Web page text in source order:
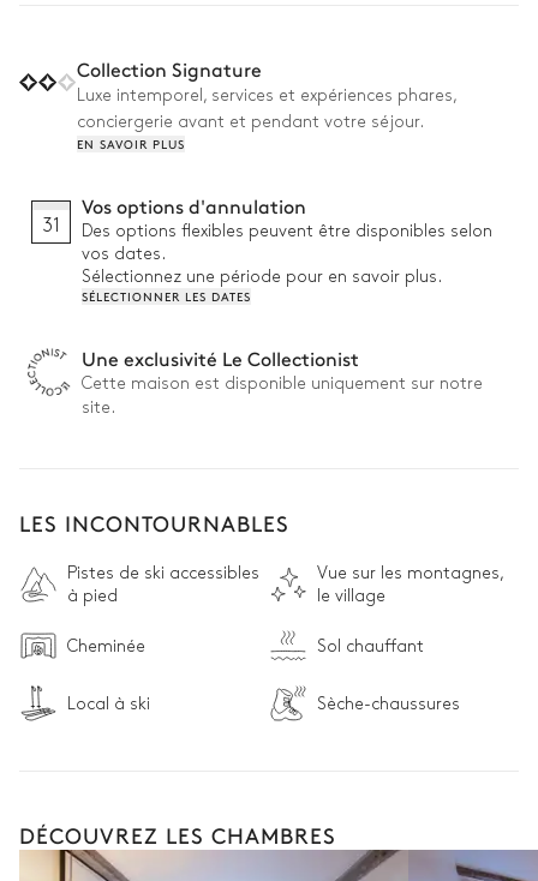
Pourquoi on l'aime :
• Proximité des pistes : seulement 5 minutes à pied des
• Vue sur la montagne et le village : vue imprenable depuis le
salon et les chambres.
• Équipements de ski : local à skis équipé de sèche-chaussures
pour un confort maximal.
Collection Signature
Luxe intemporel, services et expériences phares,
conciergerie avant et pendant votre séjour.
EN SAVOIR PLUS
31
Vos options d'annulation
Des options flexibles peuvent être disponibles selon
vos dates.
Sélectionnez une période pour en savoir plus.
SÉLECTIONNER LES DATES
Une exclusivité Le Collectionist
Cette maison est disponible uniquement sur notre
site.
LES INCONTOURNABLES
Pistes de ski accessibles
à pied
Vue sur les montagnes,
le village
Cheminée Sol chauffant
Local à ski Sèche-chaussures
DÉCOUVREZ LES CHAMBRES